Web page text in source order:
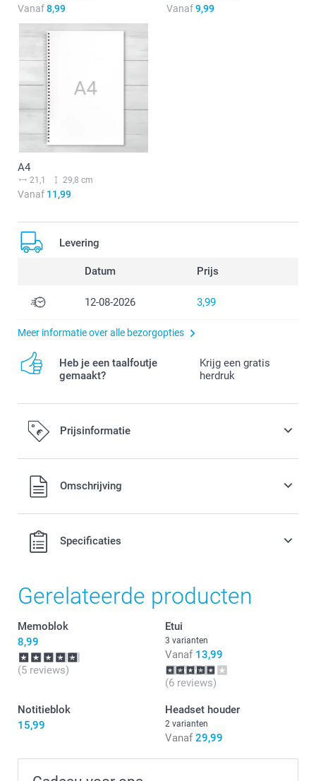
Vanaf8,99 Vanaf9,99
A4
21,1 29,8 cm
Vanaf 11,99
Levering
Datum Prijs
12-08-2026 3,99
Meer informatie over alle bezorgopties
Heb je een taalfoutje
gemaakt?
Krijg een gratis
herdruk
Prijsinformatie
Alle prijzen zijn in EURO (€) inclusief BTW en exclusief
verzendkosten.Omschrijving
Specificaties
Gerelateerde producten
Memoblok
8,99
(5 reviews)
Etui
3 varianten
Vanaf 13,99
(6 reviews)
Notitieblok
15,99
Headset houder
2 varianten
Vanaf 29,99